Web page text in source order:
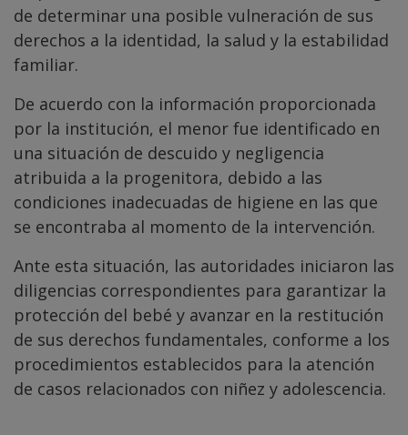
de determinar una posible vulneración de sus
derechos a la identidad, la salud y la estabilidad
familiar.
De acuerdo con la información proporcionada
por la institución, el menor fue identificado en
una situación de descuido y negligencia
atribuida a la progenitora, debido a las
condiciones inadecuadas de higiene en las que
se encontraba al momento de la intervención.
Ante esta situación, las autoridades iniciaron las
diligencias correspondientes para garantizar la
protección del bebé y avanzar en la restitución
de sus derechos fundamentales, conforme a los
procedimientos establecidos para la atención
de casos relacionados con niñez y adolescencia.